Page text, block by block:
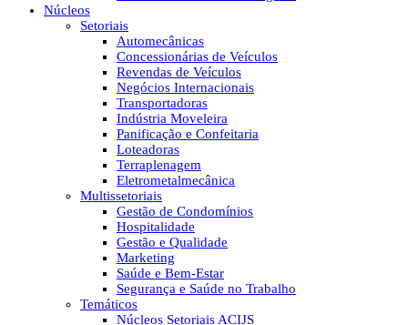
Núcleos
Setoriais
Automecânicas
Concessionárias de Veículos
Revendas de Veículos
Negócios Internacionais
Transportadoras
Indústria Moveleira
Panificação e Confeitaria
Loteadoras
Terraplenagem
Eletrometalmecânica
Multissetoriais
Gestão de Condomínios
Hospitalidade
Gestão e Qualidade
Marketing
Saúde e Bem-Estar
Segurança e Saúde no Trabalho
Temáticos
Núcleos Setoriais ACIJS